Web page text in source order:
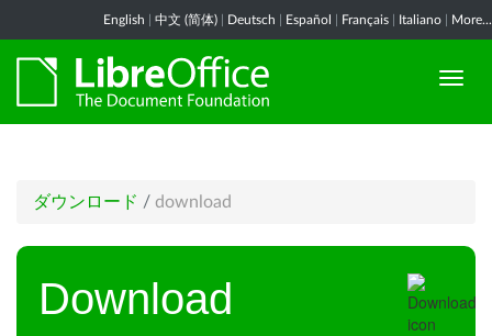
English 中文 (简体) Deutsch Español Français Italiano More...
ダウンロード / download
Download